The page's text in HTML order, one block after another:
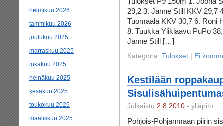
helmikuu 2026
tammikuu 2026
joulukuu 2025
marraskuu 2025
lokakuu 2025
heinäkuu 2025
kesäkuu 2025
toukokuu 2025
maaliskuu 2025
29,2 3. Janne Still KKV 29,7
Tuomaala KKV 30,7 6. Roni
8. Tuukka Yliklaavu PuPo
Janne Still […]
Kategoria: Tulokset Ei
Kestilään
Julkaistu 2.8.2010 - ylläpito
Pohjois-Pohjanmaan piirin